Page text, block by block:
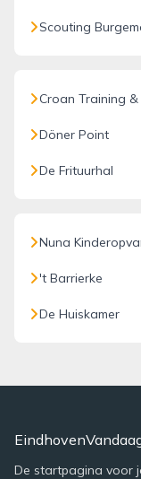
Scouting
Croan Training &
Döner Point
De Frituurhal
Nuna
't Barrierke
De Huiskamer
De startpagina voor